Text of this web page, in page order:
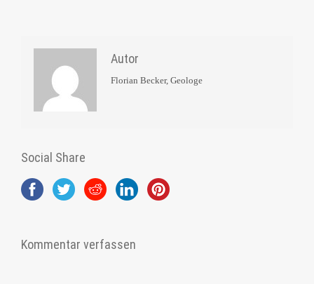
Autor
Florian Becker, Geologe
Social Share
Kommentar verfassen